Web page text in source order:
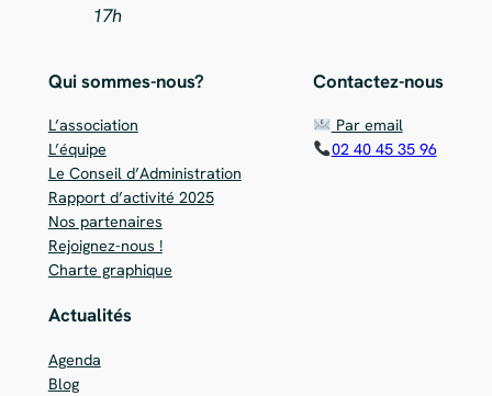
17h
Qui sommes-nous?
L’association
L’équipe
Le Conseil d’Administration
Rapport d’activité 2025
Nos partenaires
Rejoignez-nous !
Charte graphique
Contactez-nous
Par email
02 40 45 35 96
Actualités
Agenda
Blog